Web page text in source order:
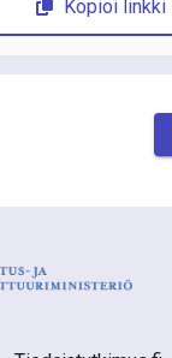
Kopioi linkki